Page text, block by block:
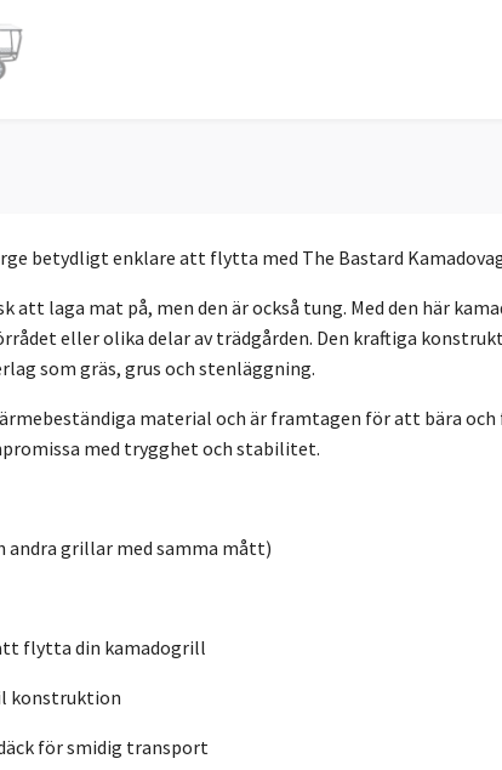
betydligt enklare att flytta med The Bastard
att laga mat på, men den är också tung. Med den här
eller olika delar av trädgården. Den kraftiga
som gräs, grus och stenläggning.
material och är framtagen för att bära
med trygghet och stabilitet.
andra grillar med samma mått)
flytta din kamadogrill
konstruktion
för smidig transport